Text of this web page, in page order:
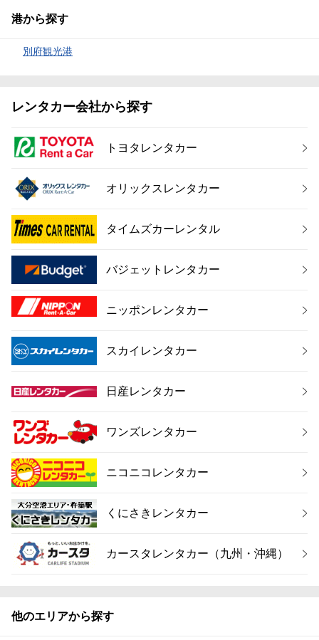
港から探す
別府観光港
レンタカー会社から探す
トヨタレンタカー
オリックスレンタカー
タイムズカーレンタル
バジェットレンタカー
ニッポンレンタカー
スカイレンタカー
日産レンタカー
ワンズレンタカー
ニコニコレンタカー
くにさきレンタカー
カースタレンタカー（九州・沖縄）
他のエリアから探す